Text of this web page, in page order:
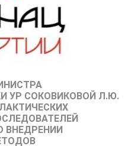
УР СОКОВИКОВОЙ Л.Ю.
ВНЕДРЕНИИ